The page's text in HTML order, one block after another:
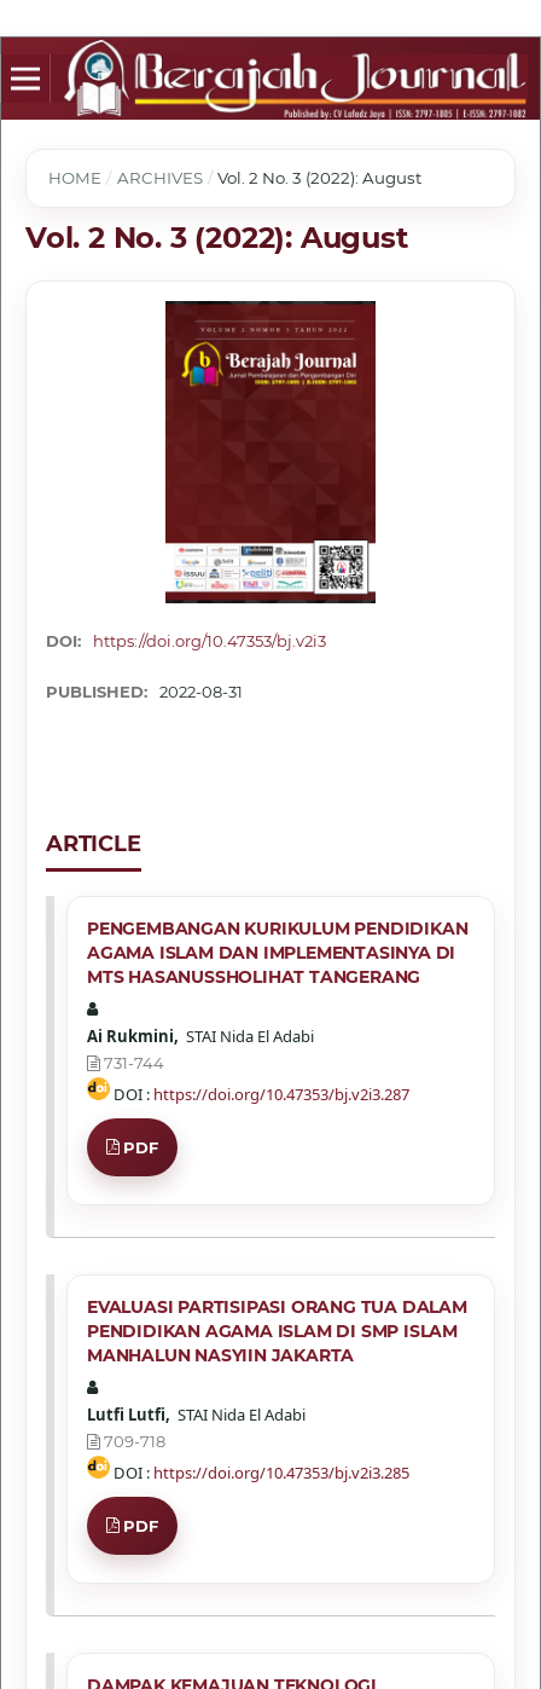
HOME / ARCHIVES / Vol. 2 No. 3 (2022): August
Vol. 2 No. 3 (2022): August
DOI: https://doi.org/10.47353/bj.v2i3
PUBLISHED: 2022-08-31
ARTICLE
PENGEMBANGAN KURIKULUM PENDIDIKAN
AGAMA ISLAM DAN IMPLEMENTASINYA DI
MTS HASANUSSHOLIHAT TANGERANG
Ai Rukmini, STAI Nida El Adabi
731-744
DOI : https://doi.org/10.47353/bj.v2i3.287
PDF
EVALUASI PARTISIPASI ORANG TUA DALAM
PENDIDIKAN AGAMA ISLAM DI SMP ISLAM
MANHALUN NASYIIN JAKARTA
Lutfi Lutfi, STAI Nida El Adabi
709-718
DOI : https://doi.org/10.47353/bj.v2i3.285
PDF